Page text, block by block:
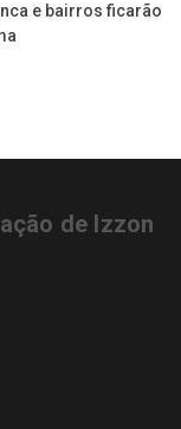
e bairros ficarão
de Izzon